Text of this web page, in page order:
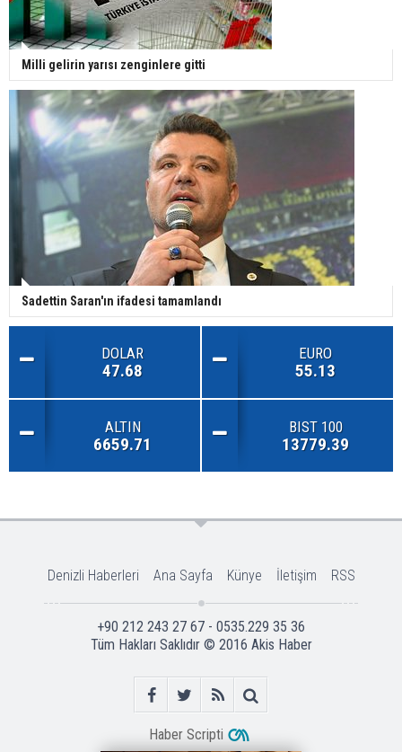
Milli gelirin yarısı zenginlere gitti
Sadettin Saran'ın ifadesi tamamlandı
DOLAR
47.68
EURO
55.13
ALTIN
6659.71
BIST 100
13779.39
Denizli Haberleri Ana Sayfa Künye İletişim RSS
+90 212 243 27 67 - 0535.229 35 36
Tüm Hakları Saklıdır © 2016 Akis Haber
Haber Scripti